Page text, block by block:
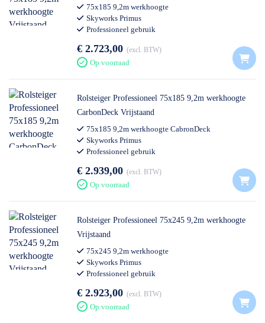
75x185 9,2m werkhoogte
Skyworks Primus
Professioneel gebruik
€ 2.723,00 excl. BTW
Op voorraad
Rolsteiger Professioneel 75x185 9,2m werkhoogte
CarbonDeck Vrijstaand
75x185 9,2m werkhoogte CabronDeck
Skyworks Primus
Professioneel gebruik
€ 2.939,00 excl. BTW
Op voorraad
Rolsteiger Professioneel 75x245 9,2m werkhoogte
Vrijstaand
75x245 9,2m werkhoogte
Skyworks Primus
Professioneel gebruik
€ 2.923,00 excl. BTW
Op voorraad